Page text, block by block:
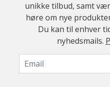
unikke tilbud, samt
høre om nye
Du kan til enhver
nyhedsmails.